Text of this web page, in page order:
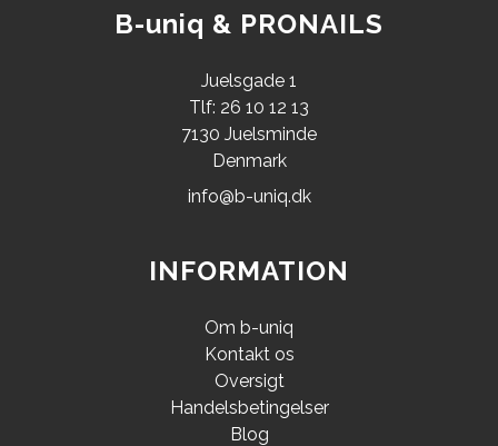
B-uniq & PRONAILS
Juelsgade 1
Tlf: 26 10 12 13
7130 Juelsminde
Denmark
info@b-uniq.dk
INFORMATION
Om b-uniq
Kontakt os
Oversigt
Handelsbetingelser
Blog